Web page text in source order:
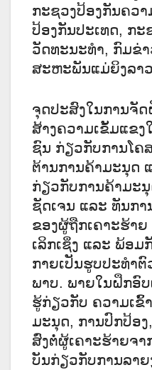
ກະຊວງປ້ອງກັນຄວ
ປ້ອງກັນປະເທດ, ກ
ວັດທະນະທໍາ, ກົມຂ່
ສະຫະພັນແມ່ຍິງລາ
ຈຸດປະສົງໃນການຈັ
ສ້າງຄວາມເຂັ້ມແຂ
ຊົນ ກ່ຽວກັບການໂຄ
ຕ້ານການຄ້າມະນຸດ
ກ່ຽວກັບການຄ້າມະ
ຊັດເຈນ ແລະ ທັນກ
ຂອງຜູ້ຖືກເຄາະຮ້າ
ເລິກເຊິ່ງ ແລະ ພ້ອ
ກາຍເປັນຮູບປະທໍາຕົ
ພາບ. ພາຍໃນຝຶກອົ
ຮູ້ກ່ຽວກັບ ຄວາມເຂົ້
ມະນຸດ, ການປົກປ້ອ
ສົ່ງຕໍ່ຜູ້ເຄາະຮ້າຍຈ
ບັນກ່ຽວກັບການລາ